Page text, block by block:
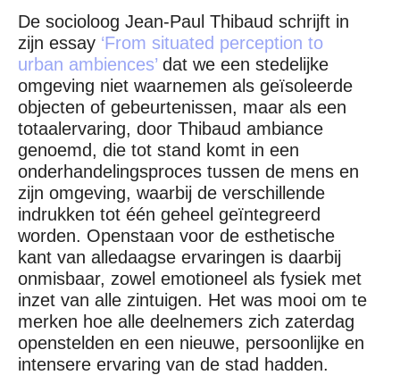
De socioloog Jean-Paul Thibaud schrijft in
zijn essay ‘From situated perception to
urban ambiences’ dat we een stedelijke
omgeving niet waarnemen als geïsoleerde
objecten of gebeurtenissen, maar als een
totaalervaring, door Thibaud ambiance
genoemd, die tot stand komt in een
onderhandelingsproces tussen de mens en
zijn omgeving, waarbij de verschillende
indrukken tot één geheel geïntegreerd
worden. Openstaan voor de esthetische
kant van alledaagse ervaringen is daarbij
onmisbaar, zowel emotioneel als fysiek met
inzet van alle zintuigen. Het was mooi om te
merken hoe alle deelnemers zich zaterdag
openstelden en een nieuwe, persoonlijke en
intensere ervaring van de stad hadden.